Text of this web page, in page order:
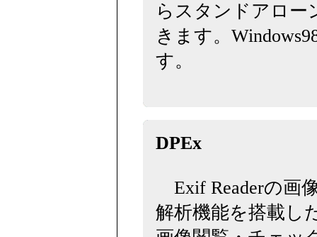
らスタンドアロー
きます。
す。
DPEx
Exif Readerの画
解析機能を搭載し